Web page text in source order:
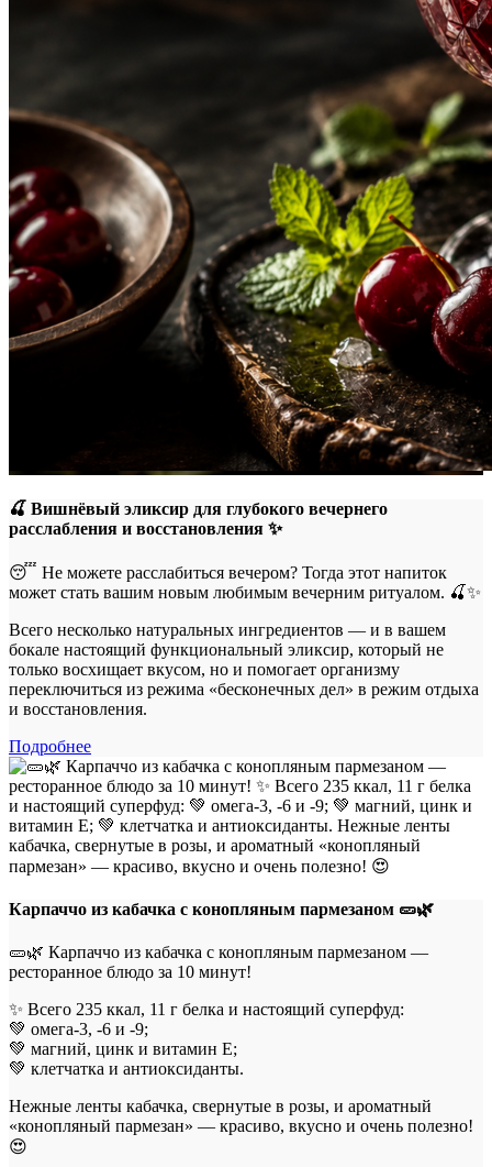
🍒 Вишнёвый эликсир для глубокого вечернего
расслабления и восстановления ✨
😴 Не можете расслабиться вечером? Тогда этот напиток
может стать вашим новым любимым вечерним ритуалом. 🍒✨
Всего несколько натуральных ингредиентов — и в вашем
бокале настоящий функциональный эликсир, который не
только восхищает вкусом, но и помогает организму
переключиться из режима «бесконечных дел» в режим отдыха
и восстановления.
Подробнее
Карпаччо из кабачка с конопляным пармезаном 🥒🌿
🥒🌿 Карпаччо из кабачка с конопляным пармезаном —
ресторанное блюдо за 10 минут!
✨ Всего 235 ккал, 11 г белка и настоящий суперфуд:
💚 омега-3, -6 и -9;
💚 магний, цинк и витамин Е;
💚 клетчатка и антиоксиданты.
Нежные ленты кабачка, свернутые в розы, и ароматный
«конопляный пармезан» — красиво, вкусно и очень полезно!
😍